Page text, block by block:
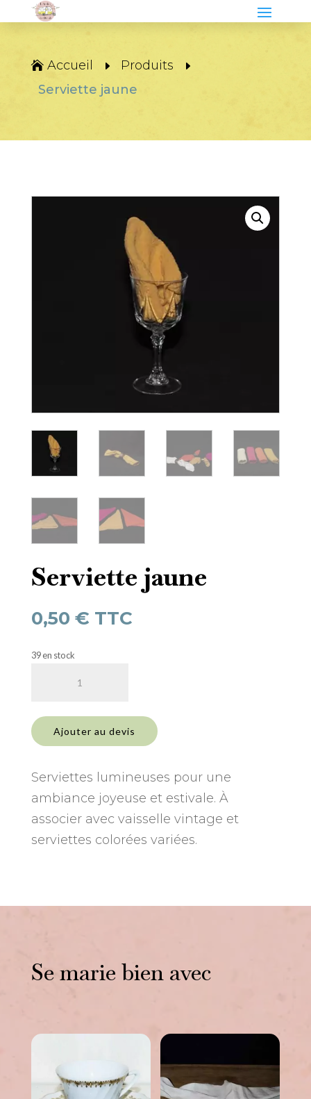
Accueil
Produits
Serviette jaune
Serviette jaune
0,50 € TTC
39 en stock
jaune
Ajouter au devis
Serviettes lumineuses pour une
ambiance joyeuse et estivale. À
associer avec vaisselle vintage et
serviettes colorées variées.
Se marie bien avec